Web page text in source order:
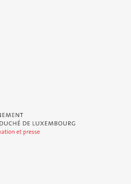
Duché de Luxembourg - Service